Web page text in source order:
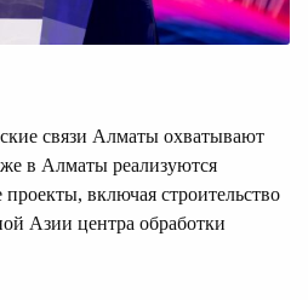
связи Алматы охватывают
в Алматы реализуются
включая строительство
Азии центра обработки